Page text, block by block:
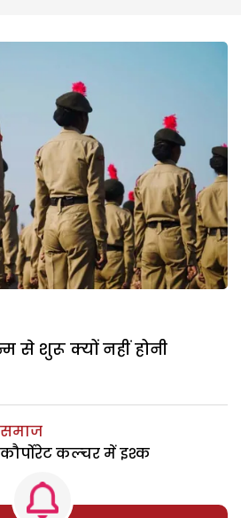
से शुरू क्यों नहीं होनी
समाज
कौर्पोरेट कल्चर में इश्क